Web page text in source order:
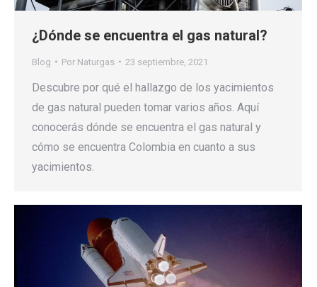
¿Dónde se encuentra el gas natural?
Blog Por Naturgas 23 septiembre, 2021
Descubre por qué el hallazgo de los yacimientos
de gas natural pueden tomar varios años. Aquí
conocerás dónde se encuentra el gas natural y
cómo se encuentra Colombia en cuanto a sus
yacimientos.